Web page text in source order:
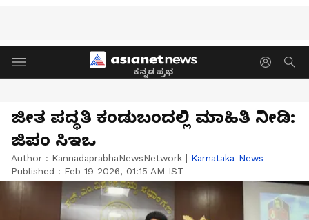
ಕನ್ನಡಪ್ರಭ
ಜೀತ ಪದ್ಧತಿ ಕಂಡುಬಂದಲ್ಲಿ ಮಾಹಿತಿ ನೀಡಿ:
ಜಿಪಂ ಸಿಇಒ
Author : KannadaprabhaNewsNetwork | Karnataka-News
Published : Feb 19 2026, 01:15 AM IST